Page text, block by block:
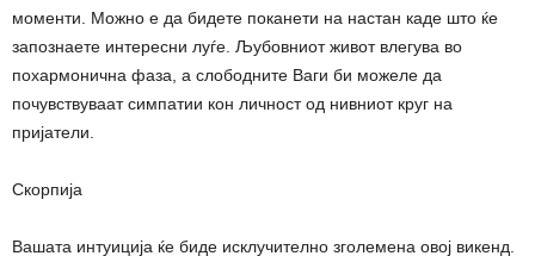
моменти. Можно е да бидете поканети на настан каде што ќе
запознаете интересни луѓе. Љубовниот живот влегува во
похармонична фаза, а слободните Ваги би можеле да
почувствуваат симпатии кон личност од нивниот круг на
пријатели.
Скорпија
Вашата интуиција ќе биде исклучително зголемена овој викенд.